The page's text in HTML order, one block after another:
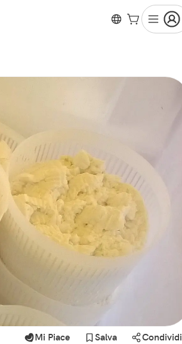
Mi Piace Salva Condividi